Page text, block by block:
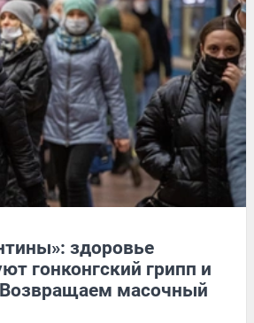
здоровье
гонконгский грипп и
Возвращаем масочный